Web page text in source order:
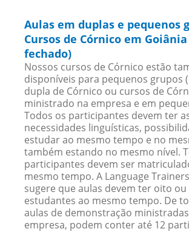
Aulas em duplas e pequenos
Cursos de Córnico em
fechado)
Nossos cursos de Córnico estão
disponíveis para pequenos grupos
dupla de Córnico ou cursos de
ministrado na empresa e em
Todos os participantes devem ter
necessidades linguísticas,
estudar ao mesmo tempo e no
também estando no mesmo nível.
participantes devem ser
mesmo tempo. A Language
sugere que aulas devem ter oito
estudantes ao mesmo tempo. De
aulas de demonstração
empresa, podem conter até 12